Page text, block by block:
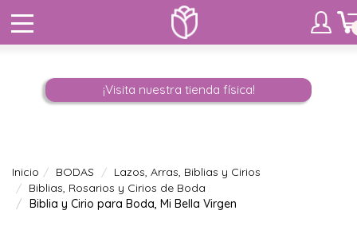
¡Visita nuestra tienda física!
Inicio BODAS
Lazos, Arras, Biblias y Cirios
Biblias, Rosarios y Cirios de Boda
Biblia y Cirio para Boda, Mi Bella Virgen